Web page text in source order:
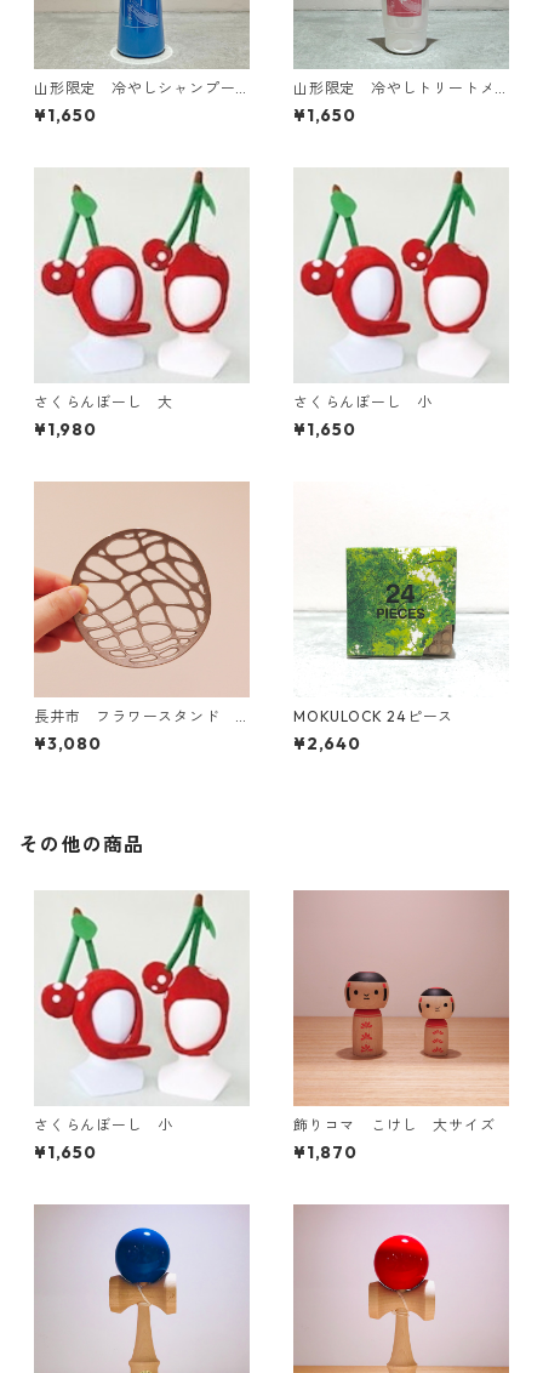
山形限定 冷やしシャンプー
はじめました
¥1,650
山形限定 冷やしトリートメ
ント はじめました
¥1,650
さくらんぼーし 大
¥1,980
さくらんぼーし 小
¥1,650
長井市 フラワースタンド
水面
¥3,080
MOKULOCK 24ピース
¥2,640
その他の商品
さくらんぼーし 小
¥1,650
飾りコマ こけし 大サイズ
¥1,870